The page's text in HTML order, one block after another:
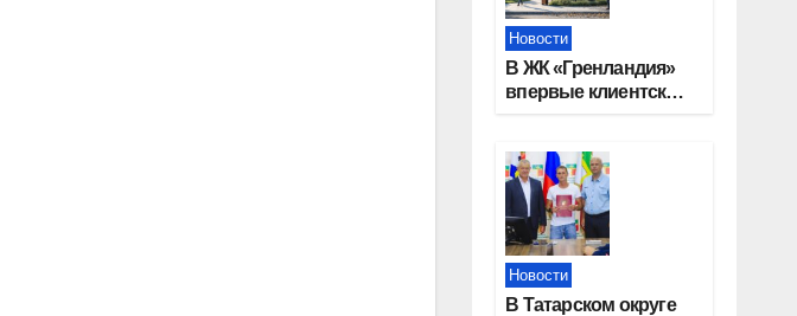
Новости
В ЖК «Гренландия»
впервые клиентские
группы компаний
«СОЮЗ»
Новости
В Татарском округе